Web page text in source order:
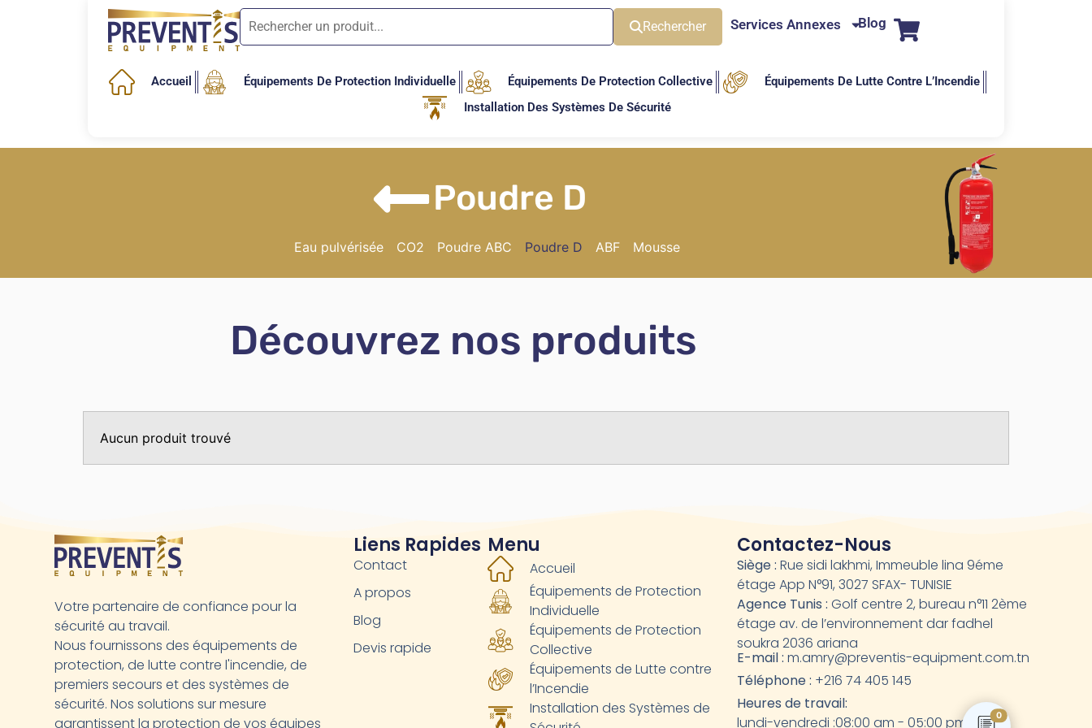
Rechercher Services Annexes Blog
Accueil Équipements De Protection Individuelle Équipements De Protection Collective
Équipements De Lutte Contre L’Incendie
Installation Des Systèmes De Sécurité
0
Poudre D
Eau pulvérisée CO2 Poudre ABC Poudre D ABF Mousse
Découvrez nos produits
Aucun produit trouvé
Votre partenaire de confiance pour la
sécurité au travail.
Nous fournissons des équipements de
protection, de lutte contre l'incendie, de
premiers secours et des systèmes de
sécurité. Nos solutions sur mesure
garantissent la protection de vos équipes
Liens Rapides
Contact
A propos
Blog
Devis rapide
Menu
Accueil
Équipements de Protection
Individuelle
Équipements de Protection
Collective
Équipements de Lutte contre
l’Incendie
Installation des Systèmes de
Contactez-Nous
Siège : Rue sidi lakhmi, Immeuble lina 9éme
étage App N°91, 3027 SFAX- TUNISIE
Agence Tunis : Golf centre 2, bureau n°11 2ème
étage av. de l’environnement dar fadhel
soukra 2036 ariana
E-mail : m.amry@preventis-equipment.com.tn
Téléphone : +216 74 405 145
Heures de travail:
lundi-vendredi :08:00 am - 05:00 pm